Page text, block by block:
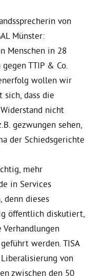
von
Münster:
Menschen in 28
TTIP & Co.
wollen wir
sich, dass die
nicht
gezwungen sehen,
der Schiedsgerichte
mehr
in Services
denn dieses
öffentlich diskutiert,
werden. TISA
von
zwischen den 50